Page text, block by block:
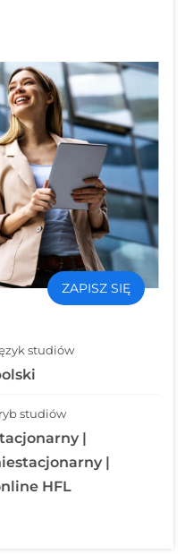
ZAPISZ SIĘ
studiów
studiów
|
|
HFL